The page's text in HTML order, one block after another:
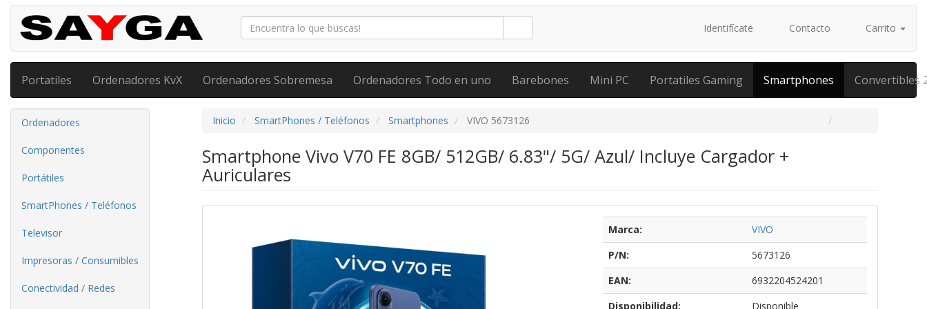
Identifícate Contacto Carrito
Portatiles Ordenadores KvX Ordenadores Sobremesa Ordenadores Todo en uno Barebones Mini PC Portatiles Gaming Smartphones Convertibles
Ordenadores
Componentes
Portátiles
SmartPhones / Teléfonos
Televisor
Impresoras / Consumibles
Conectividad / Redes
Inicio SmartPhones / Teléfonos Smartphones VIVO 5673126
Smartphone Vivo V70 FE 8GB/ 512GB/ 6.83"/ 5G/ Azul/ Incluye Cargador +
Auriculares
Marca:
VIVO
P/N:
5673126
EAN:
6932204524201
Disponibilidad:
Disponible